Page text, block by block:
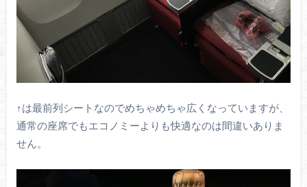
↑は最前列シートなのでめちゃめちゃ広くなっていますが、
通常の座席でもエコノミーよりも快適なのは間違いありま
せん。